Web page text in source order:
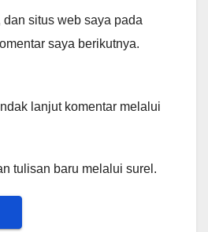
situs web saya pada
saya berikutnya.
lanjut komentar melalui
tulisan baru melalui surel.